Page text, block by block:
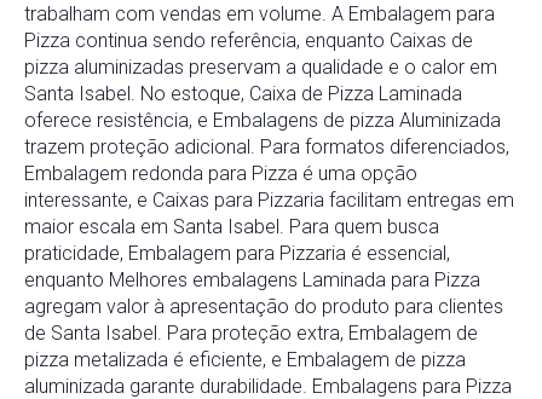
trabalham com vendas em volume. A Embalagem para
Pizza continua sendo referência, enquanto Caixas de
pizza aluminizadas preservam a qualidade e o calor em
Santa Isabel. No estoque, Caixa de Pizza Laminada
oferece resistência, e Embalagens de pizza Aluminizada
trazem proteção adicional. Para formatos diferenciados,
Embalagem redonda para Pizza é uma opção
interessante, e Caixas para Pizzaria facilitam entregas em
maior escala em Santa Isabel. Para quem busca
praticidade, Embalagem para Pizzaria é essencial,
enquanto Melhores embalagens Laminada para Pizza
agregam valor à apresentação do produto para clientes
de Santa Isabel. Para proteção extra, Embalagem de
pizza metalizada é eficiente, e Embalagem de pizza
aluminizada garante durabilidade. Embalagens para Pizza